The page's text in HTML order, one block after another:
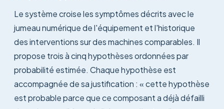
Le système croise les symptômes décrits avec le
jumeau numérique de l'équipement et l'historique
des interventions sur des machines comparables. Il
propose trois à cinq hypothèses ordonnées par
probabilité estimée. Chaque hypothèse est
accompagnée de sa justification : « cette hypothèse
est probable parce que ce composant a déjà défailli